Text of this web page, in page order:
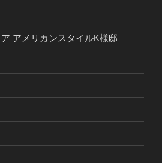
アメリカンスタイルK様邸